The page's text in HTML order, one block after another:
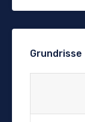
Grundrisse